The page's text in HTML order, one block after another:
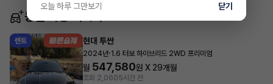
동일 차종 이어카
렌트 현대 투싼
2024년·1.6 터보 하이브리드 2WD 프리미엄
월 547,580원 X 29개월
조회 2,0605시간 전
오늘 하루 그만보기 닫기